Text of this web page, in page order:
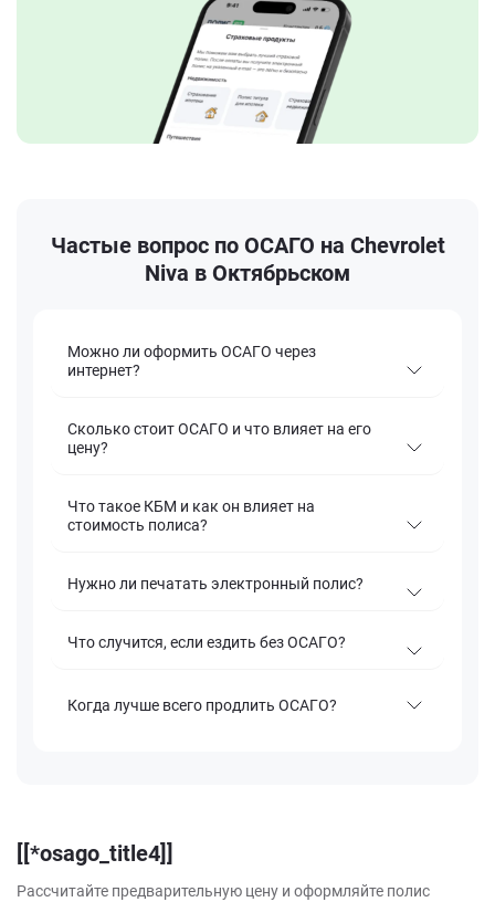
Частые вопрос по ОСАГО на Chevrolet
Niva в Октябрьском
Можно ли оформить ОСАГО через
интернет?
Сколько стоит ОСАГО и что влияет на его
цену?
Что такое КБМ и как он влияет на
стоимость полиса?
Нужно ли печатать электронный полис?
Что случится, если ездить без ОСАГО?
Когда лучше всего продлить ОСАГО?
[[*osago_title4]]
Рассчитайте предварительную цену и оформляйте полис